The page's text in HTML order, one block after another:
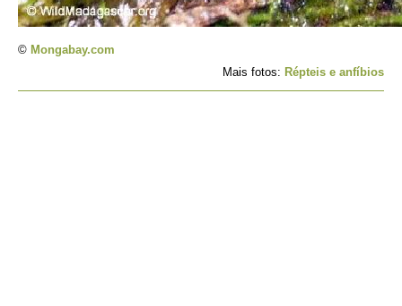
© Mongabay.com
Mais fotos: Répteis e anfíbios